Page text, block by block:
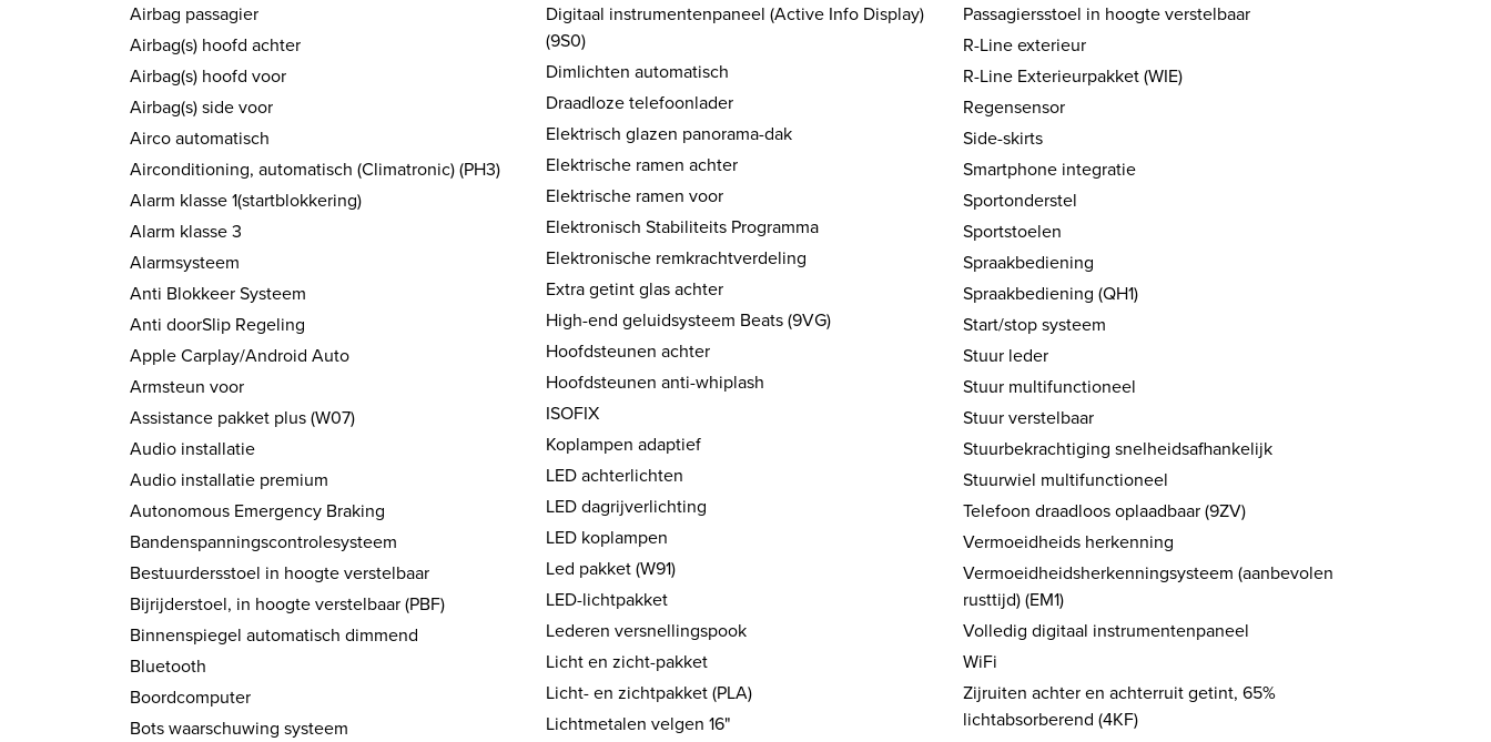
Airbag passagier
Airbag(s) hoofd achter
Airbag(s) hoofd voor
Airbag(s) side voor
Airco automatisch
Airconditioning, automatisch (Climatronic) (PH3)
Alarm klasse 1(startblokkering)
Alarm klasse 3
Alarmsysteem
Anti Blokkeer Systeem
Anti doorSlip Regeling
Apple Carplay/Android Auto
Armsteun voor
Assistance pakket plus (W07)
Audio installatie
Audio installatie premium
Autonomous Emergency Braking
Bandenspanningscontrolesysteem
Bestuurdersstoel in hoogte verstelbaar
Bijrijderstoel, in hoogte verstelbaar (PBF)
Binnenspiegel automatisch dimmend
Bluetooth
Boordcomputer
Bots waarschuwing systeem
Digitaal instrumentenpaneel (Active Info Display)
(9S0)
Dimlichten automatisch
Draadloze telefoonlader
Elektrisch glazen panorama-dak
Elektrische ramen achter
Elektrische ramen voor
Elektronisch Stabiliteits Programma
Elektronische remkrachtverdeling
Extra getint glas achter
High-end geluidsysteem Beats (9VG)
Hoofdsteunen achter
Hoofdsteunen anti-whiplash
ISOFIX
Koplampen adaptief
LED achterlichten
LED dagrijverlichting
LED koplampen
Led pakket (W91)
LED-lichtpakket
Lederen versnellingspook
Licht en zicht-pakket
Licht- en zichtpakket (PLA)
Lichtmetalen velgen 16"
Passagiersstoel in hoogte verstelbaar
R-Line exterieur
R-Line Exterieurpakket (WIE)
Regensensor
Side-skirts
Smartphone integratie
Sportonderstel
Sportstoelen
Spraakbediening
Spraakbediening (QH1)
Start/stop systeem
Stuur leder
Stuur multifunctioneel
Stuur verstelbaar
Stuurbekrachtiging snelheidsafhankelijk
Stuurwiel multifunctioneel
Telefoon draadloos oplaadbaar (9ZV)
Vermoeidheids herkenning
Vermoeidheidsherkenningsysteem (aanbevolen
rusttijd) (EM1)
Volledig digitaal instrumentenpaneel
WiFi
Zijruiten achter en achterruit getint, 65%
lichtabsorberend (4KF)